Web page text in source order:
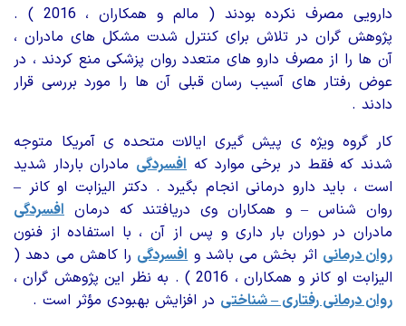
دارویی مصرف نکرده بودند ( مالم و همکاران ، 2016 ) .
پژوهش گران در تلاش برای کنترل شدت مشکل های مادران ،
آن ها را از مصرف دارو های متعدد روان پزشکی منع کردند ، در
عوض رفتار های آسیب رسان قبلی آن ها را مورد بررسی قرار
دادند .
کار گروه ویژه ی پیش گیری ایالات متحده ی آمریکا متوجه
شدند که فقط در برخی موارد که افسردگی مادران باردار شدید
است ، باید دارو درمانی انجام بگیرد . دکتر الیزابت او کانر –
روان شناس – و همکاران وی دریافتند که درمان افسردگی
مادران در دوران بار داری و پس از آن ، با استفاده از فنون
روان درمانی اثر بخش می باشد وافسردگی را کاهش می دهد (
الیزابت او کانر و همکاران ، 2016 ) . به نظر این پژوهش گران ،
روان درمانی رفتاری – شناختی در افزایش بهبودی مؤثر است .